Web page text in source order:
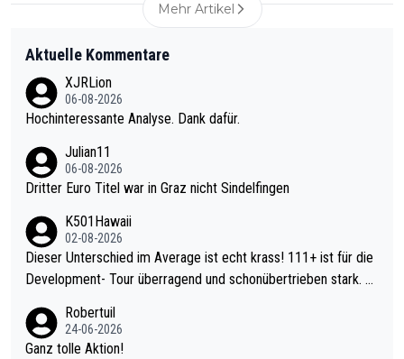
Mehr Artikel
Aktuelle Kommentare
XJRLion
06-08-2026
Hochinteressante Analyse. Dank dafür.
Julian11
06-08-2026
Dritter Euro Titel war in Graz nicht Sindelfingen
K501Hawaii
02-08-2026
Dieser Unterschied im Average ist echt krass! 111+ ist für die
Development- Tour überragend und schonübertrieben stark. U
mal 40+ erst recht. Da gewinnst keinen Blumentopf - ist ja noc
h krasser wie ein Pokalspiel eines Kreisligisten vs einem Bund
Robertuil
24-06-2026
Ganz tolle Aktion!